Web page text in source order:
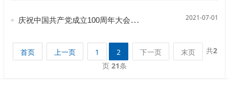
庆祝中国共产党成立100周年大会在天安门广场隆重举行 2021-07-01
首页 上一页 1 2 下一页 末页 共2
页 21条